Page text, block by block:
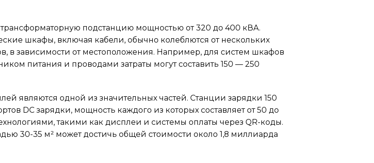
подстанцию мощностью от 320 до 400 кВА.
шкафы, включая кабели, обычно колеблются от нескольких
в зависимости от местоположения. Например, для систем шкафов
питания и проводами затраты могут составить 150 — 250
являются одной из значительных частей. Станции зарядки 150
DC зарядки, мощность каждого из которых составляет от 50 до
такими как дисплеи и системы оплаты через QR-коды.
30-35 м² может достичь общей стоимости около 1,8 миллиарда